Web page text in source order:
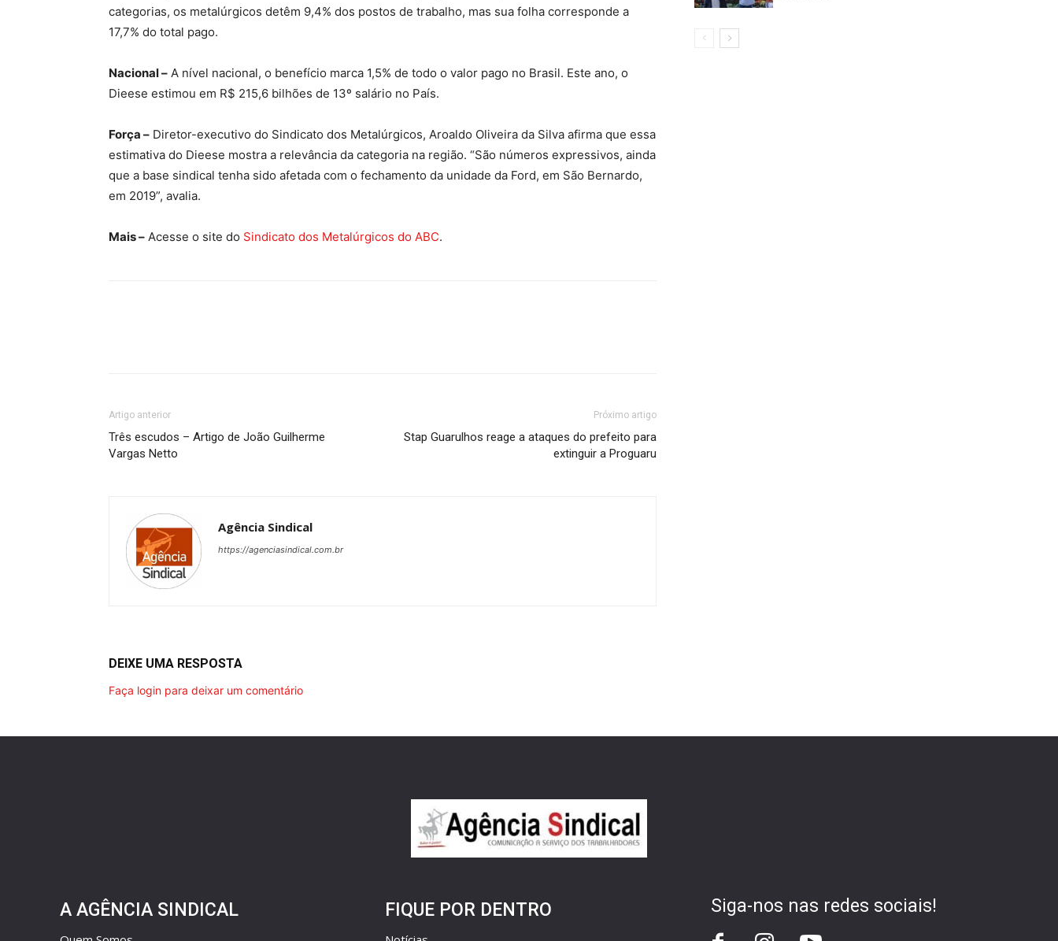
categorias, os metalúrgicos detêm 9,4% dos postos de trabalho, mas sua folha corresponde a
17,7% do total pago.
Nacional – A nível nacional, o benefício marca 1,5% de todo o valor pago no Brasil. Este ano, o
Dieese estimou em R$ 215,6 bilhões de 13º salário no País.
Força – Diretor-executivo do Sindicato dos Metalúrgicos, Aroaldo Oliveira da Silva afirma que essa
estimativa do Dieese mostra a relevância da categoria na região. “São números expressivos, ainda
que a base sindical tenha sido afetada com o fechamento da unidade da Ford, em São Bernardo,
em 2019”, avalia.
Mais – Acesse o site do Sindicato dos Metalúrgicos do ABC.
Artigo anterior
Três escudos – Artigo de João Guilherme
Vargas Netto
Próximo artigo
Stap Guarulhos reage a ataques do prefeito para
extinguir a Proguaru
Agência Sindical
https://agenciasindical.com.br
DEIXE UMA RESPOSTA
Faça login para deixar um comentário
A AGÊNCIA SINDICAL FIQUE POR DENTRO Siga-nos nas redes sociais!